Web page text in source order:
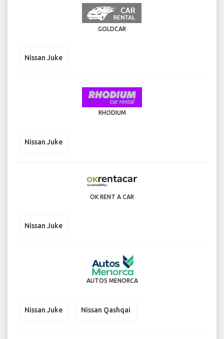
GOLDCAR
Nissan Juke
RHODIUM
Nissan Juke
OK RENT A CAR
Nissan Juke
AUTOS MENORCA
Nissan Juke Nissan Qashqai